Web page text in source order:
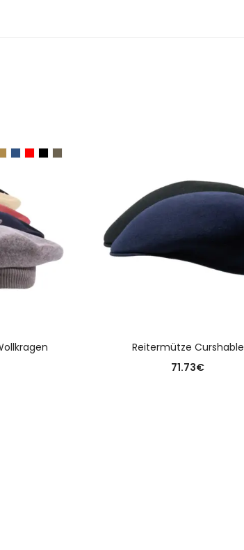
Reitermütze Curshable
71.73€